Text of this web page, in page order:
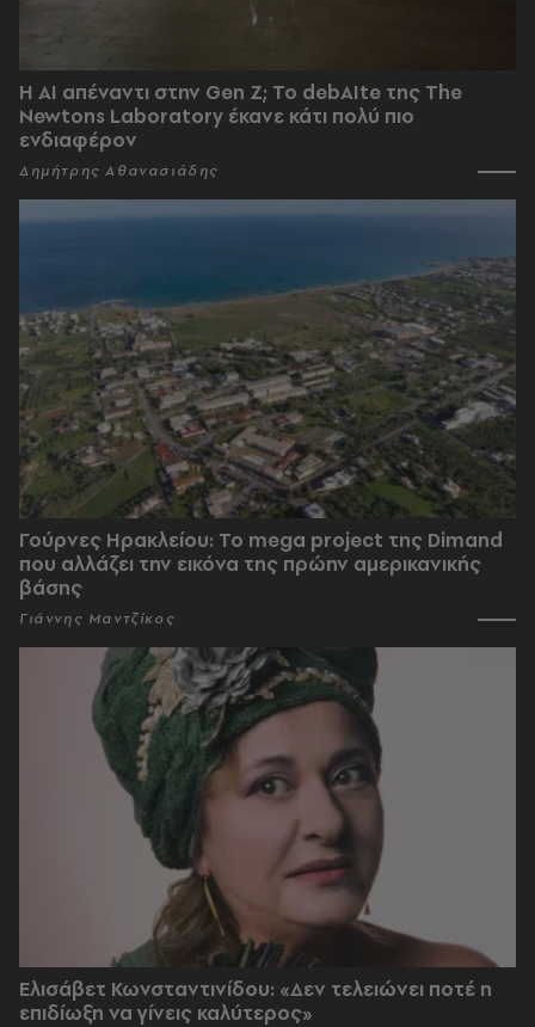
Η AI απέναντι στην Gen Z; Το debAIte της The
Newtons Laboratory έκανε κάτι πολύ πιο
ενδιαφέρον
Δημήτρης Αθανασιάδης
Γούρνες Ηρακλείου: To mega project της Dimand
που αλλάζει την εικόνα της πρώην αμερικανικής
βάσης
Γιάννης Μαντζίκος
Ελισάβετ Κωνσταντινίδου: «Δεν τελειώνει ποτέ η
επιδίωξη να γίνεις καλύτερος»